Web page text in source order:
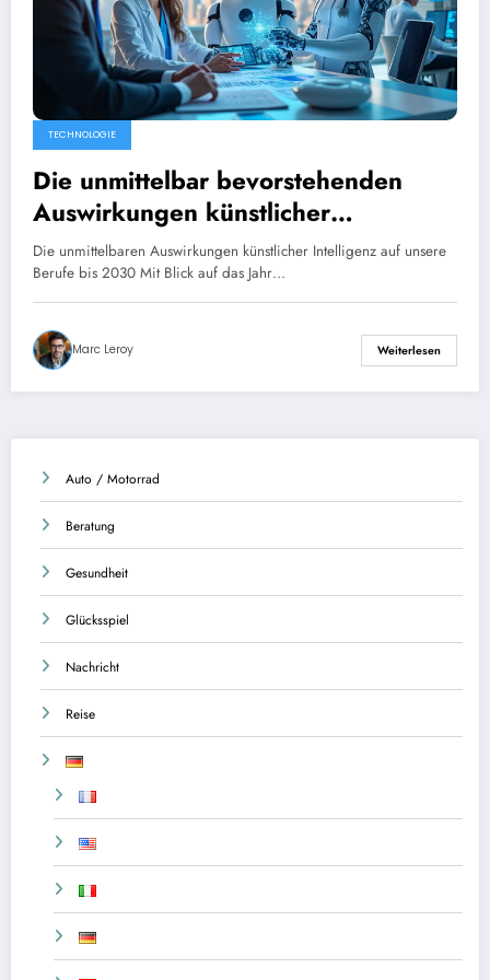
TECHNOLOGIE
Die unmittelbar bevorstehenden
Auswirkungen künstlicher
Intelligenz auf unsere Berufe bis
2030: Erkenntnisse aus der Studie
des McKinsey Global Institute für
das Institut de l’Entreprise
Die unmittelbaren Auswirkungen künstlicher Intelligenz auf unsere
Berufe bis 2030 Mit Blick auf das Jahr…
Marc Leroy Weiterlesen
Auto / Motorrad
Beratung
Gesundheit
Glücksspiel
Nachricht
Reise